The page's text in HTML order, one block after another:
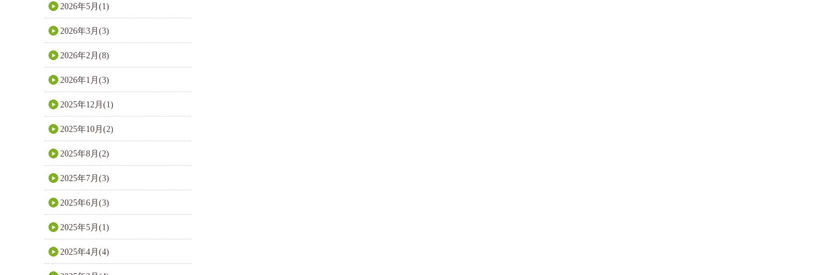
2026年5月(1)
2026年3月(3)
2026年2月(8)
2026年1月(3)
2025年12月(1)
2025年10月(2)
2025年8月(2)
2025年7月(3)
2025年6月(3)
2025年5月(1)
2025年4月(4)